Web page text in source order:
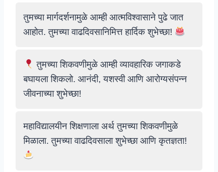
तुमच्या मार्गदर्शनामुळे आम्ही आत्मविश्वासाने पुढे जात
आहोत. तुमच्या वाढदिवसानिमित्त हार्दिक शुभेच्छा!
तुमच्या शिकवणीमुळे आम्ही व्यावहारिक जगाकडे
बघायला शिकलो. आनंदी, यशस्वी आणि आरोग्यसंपन्न
जीवनाच्या शुभेच्छा!
महाविद्यालयीन शिक्षणाला अर्थ तुमच्या शिकवणीमुळे
मिळाला. तुमच्या वाढदिवसाला शुभेच्छा आणि कृतज्ञता!